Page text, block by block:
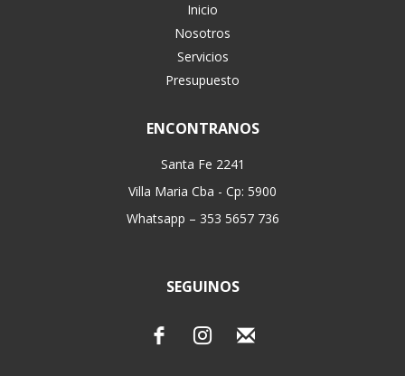
Inicio
Nosotros
Servicios
Presupuesto
ENCONTRANOS
Santa Fe 2241
Villa Maria Cba - Cp: 5900
Whatsapp – 353 5657 736
SEGUINOS